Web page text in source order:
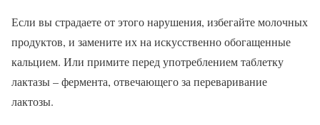
Если вы страдаете от этого нарушения, избегайте молочных
продуктов, и замените их на искусственно обогащенные
кальцием. Или примите перед употреблением таблетку
лактазы – фермента, отвечающего за переваривание
лактозы.